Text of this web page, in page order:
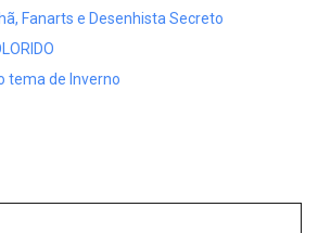
Fanarts e Desenhista Secreto
tema de Inverno